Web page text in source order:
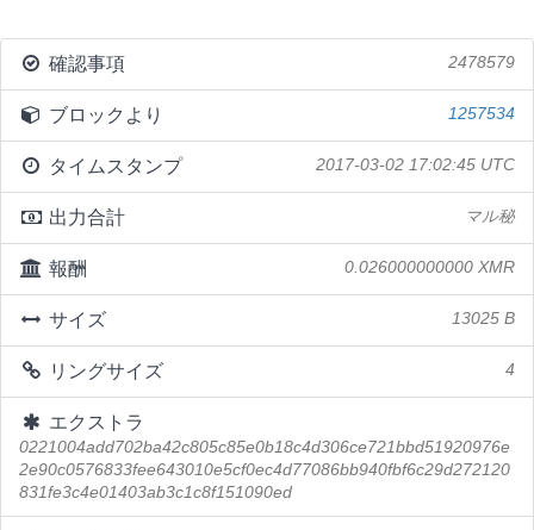
確認事項 2478579
ブロックより 1257534
タイムスタンプ 2017-03-02 17:02:45 UTC
出力合計 マル秘
報酬 0.026000000000 XMR
サイズ 13025 B
リングサイズ 4
エクストラ
0221004add702ba42c805c85e0b18c4d306ce721bbd51920976e
2e90c0576833fee643010e5cf0ec4d77086bb940fbf6c29d272120
831fe3c4e01403ab3c1c8f151090ed